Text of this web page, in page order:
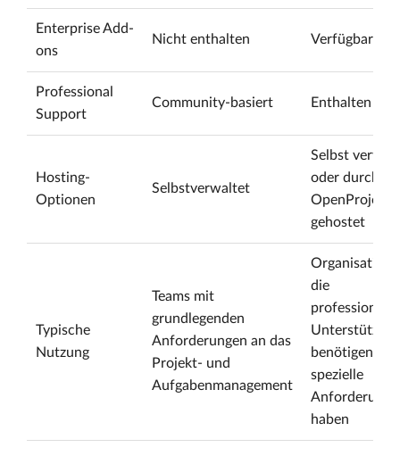
Enterprise Add-
ons
Nicht enthalten Verfügbar
Professional
Support
Community-basiert Enthalten
Hosting-
Optionen
Selbstverwaltet
Selbst
oder durch
OpenProject
gehostet
Typische
Nutzung
Teams mit
grundlegenden
Anforderungen an das
Projekt- und
Aufgabenmanagement
die
professionelle
benötigen
spezielle
haben